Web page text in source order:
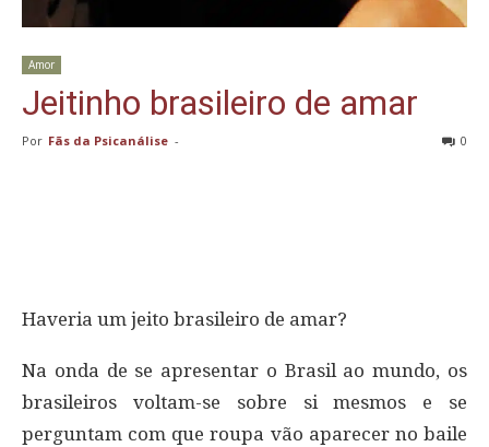
Amor
Jeitinho brasileiro de amar
Por Fãs da Psicanálise - 0
Haveria um jeito brasileiro de amar?
Na onda de se apresentar o Brasil ao mundo, os
brasileiros voltam-se sobre si mesmos e se
perguntam com que roupa vão aparecer no baile